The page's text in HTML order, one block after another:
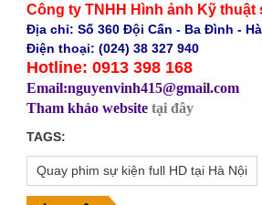
Công ty TNHH Hình ảnh Kỹ thuật
Địa chỉ: Số 360 Đội Cấn - Ba Đình -
Điện thoại: (024) 38 327 940
Hotline: 0913 398 168
Email:nguyenvinh415@gmail.com
Tham khảo website tại đây
TAGS:
Quay phim sự kiện full HD tại Hà Nội